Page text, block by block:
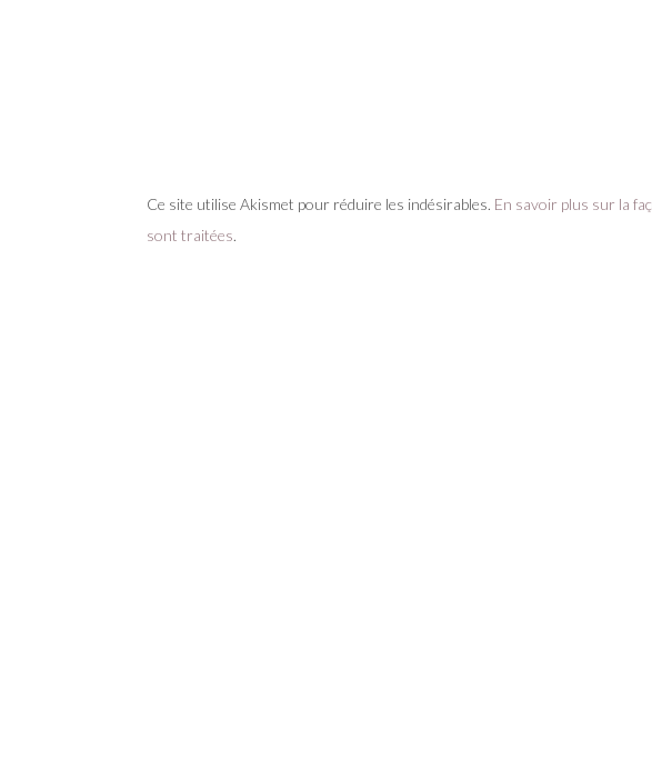
Ce site utilise Akismet pour réduire les indésirables. En savoir plus sur la
sont traitées.